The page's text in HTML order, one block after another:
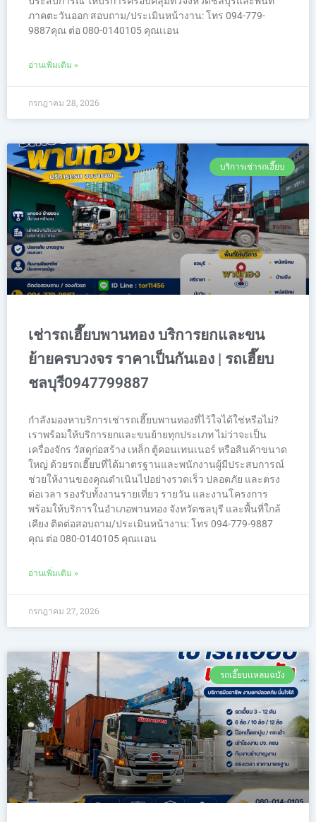
ภาคตะวันออก สอบถาม/ประเมินหน้างาน: โทร 094-779-
9887คุณ ต่อ 080-0140105 คุณเเอน
อ่านเพิ่มเติม »
กรกฎาคม 28, 2026
บริการเช่ารถเฮี๊ยบ
เช่ารถเฮี๊ยบพานทอง บริการยกและขน
ย้ายครบวงจร ราคาเป็นกันเอง | รถเฮี๊ยบ
ชลบุรี0947799887
กำลังมองหาบริการเช่ารถเฮี๊ยบพานทองที่ไว้ใจได้ใช่หรือไม่?
เราพร้อมให้บริการยกและขนย้ายทุกประเภท ไม่ว่าจะเป็น
เครื่องจักร วัสดุก่อสร้าง เหล็ก ตู้คอนเทนเนอร์ หรือสินค้าขนาด
ใหญ่ ด้วยรถเฮี๊ยบที่ได้มาตรฐานและพนักงานผู้มีประสบการณ์
ช่วยให้งานของคุณดำเนินไปอย่างรวดเร็ว ปลอดภัย และตรง
ต่อเวลา รองรับทั้งงานรายเที่ยว รายวัน และงานโครงการ
พร้อมให้บริการในอำเภอพานทอง จังหวัดชลบุรี และพื้นที่ใกล้
เคียง ติดต่อสอบถาม/ประเมินหน้างาน: โทร 094-779-9887
คุณ ต่อ 080-0140105 คุณเเอน
อ่านเพิ่มเติม »
กรกฎาคม 27, 2026
รถเฮี๊ยบเเหลมฉบัง